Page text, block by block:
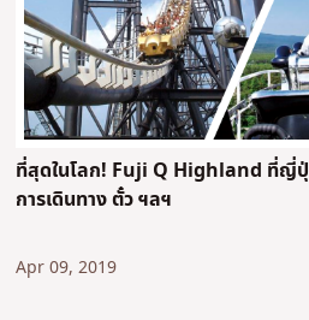
ที่สุดในโลก! Fuji Q Highland ที่ญี่
การเดินทาง ตั๋ว ฯลฯ
Apr 09, 2019